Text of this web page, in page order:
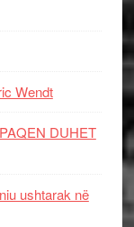
Wendt
DUHET
ushtarak në